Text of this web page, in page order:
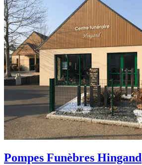
Pompes Funèbres Hingand